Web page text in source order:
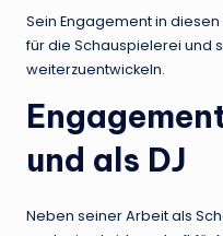
Sein Engagement in
für die Schauspielerei und
weiterzuentwickeln.
und als DJ
Neben seiner Arbeit als